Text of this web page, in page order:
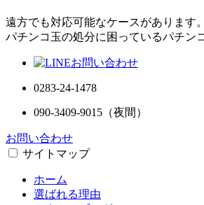
遠方でも対応可能なケースがあります。
パチンコ玉の処分に困っているパチン
0283-24-1478
090-3409-9015 （夜間）
お問い合わせ
サイトマップ
ホーム
選ばれる理由